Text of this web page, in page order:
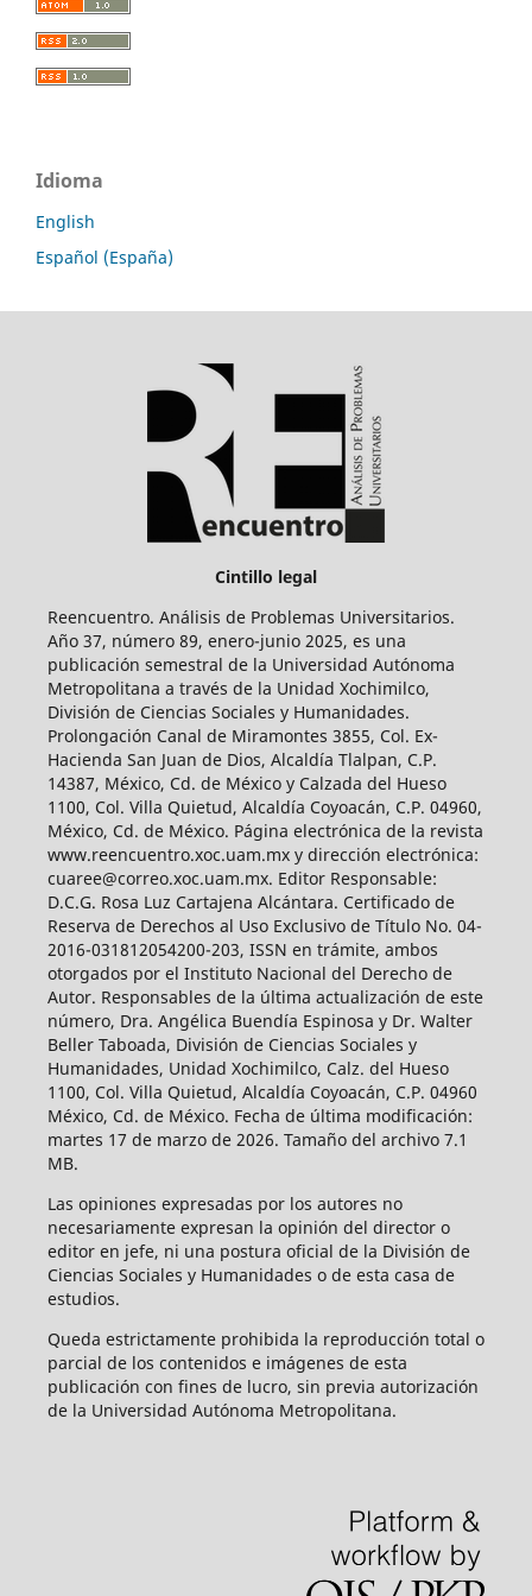
Idioma
English
Español (España)
Cintillo legal
Reencuentro. Análisis de Problemas Universitarios.
Año 37, número 89, enero-junio 2025, es una
publicación semestral de la Universidad Autónoma
Metropolitana a través de la Unidad Xochimilco,
División de Ciencias Sociales y Humanidades.
Prolongación Canal de Miramontes 3855, Col. Ex-
Hacienda San Juan de Dios, Alcaldía Tlalpan, C.P.
14387, México, Cd. de México y Calzada del Hueso
1100, Col. Villa Quietud, Alcaldía Coyoacán, C.P. 04960,
México, Cd. de México. Página electrónica de la revista
www.reencuentro.xoc.uam.mx y dirección electrónica:
cuaree@correo.xoc.uam.mx. Editor Responsable:
D.C.G. Rosa Luz Cartajena Alcántara. Certificado de
Reserva de Derechos al Uso Exclusivo de Título No. 04-
2016-031812054200-203, ISSN en trámite, ambos
otorgados por el Instituto Nacional del Derecho de
Autor. Responsables de la última actualización de este
número, Dra. Angélica Buendía Espinosa y Dr. Walter
Beller Taboada, División de Ciencias Sociales y
Humanidades, Unidad Xochimilco, Calz. del Hueso
1100, Col. Villa Quietud, Alcaldía Coyoacán, C.P. 04960
México, Cd. de México. Fecha de última modificación:
martes 17 de marzo de 2026. Tamaño del archivo 7.1
MB.
Las opiniones expresadas por los autores no
necesariamente expresan la opinión del director o
editor en jefe, ni una postura oficial de la División de
Ciencias Sociales y Humanidades o de esta casa de
estudios.
Queda estrictamente prohibida la reproducción total o
parcial de los contenidos e imágenes de esta
publicación con fines de lucro, sin previa autorización
de la Universidad Autónoma Metropolitana.